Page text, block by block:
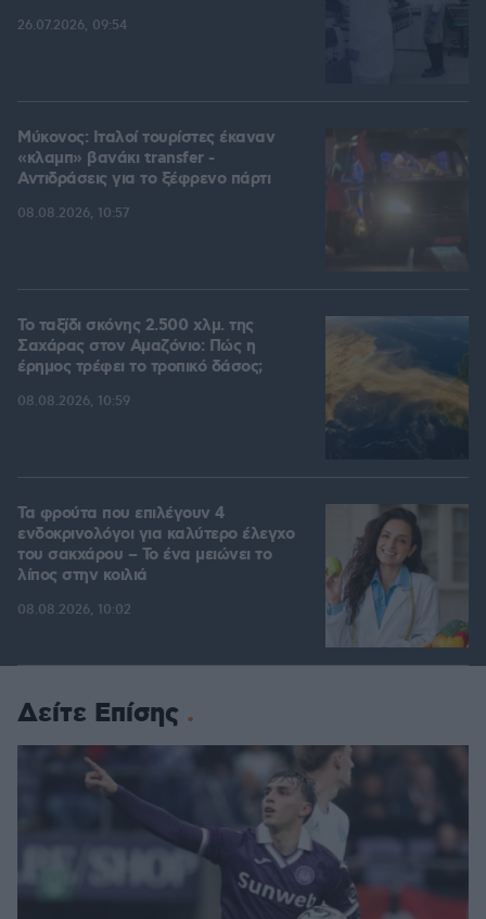
26.07.2026, 09:54
Μύκονος: Ιταλοί τουρίστες έκαναν
«κλαμπ» βανάκι transfer -
Αντιδράσεις για το ξέφρενο πάρτι
08.08.2026, 10:57
Το ταξίδι σκόνης 2.500 χλμ. της
Σαχάρας στον Αμαζόνιο: Πώς η
έρημος τρέφει το τροπικό δάσος;
08.08.2026, 10:59
Τα φρούτα που επιλέγουν 4
ενδοκρινολόγοι για καλύτερο έλεγχο
του σακχάρου – Το ένα μειώνει το
λίπος στην κοιλιά
08.08.2026, 10:02
Δείτε Επίσης